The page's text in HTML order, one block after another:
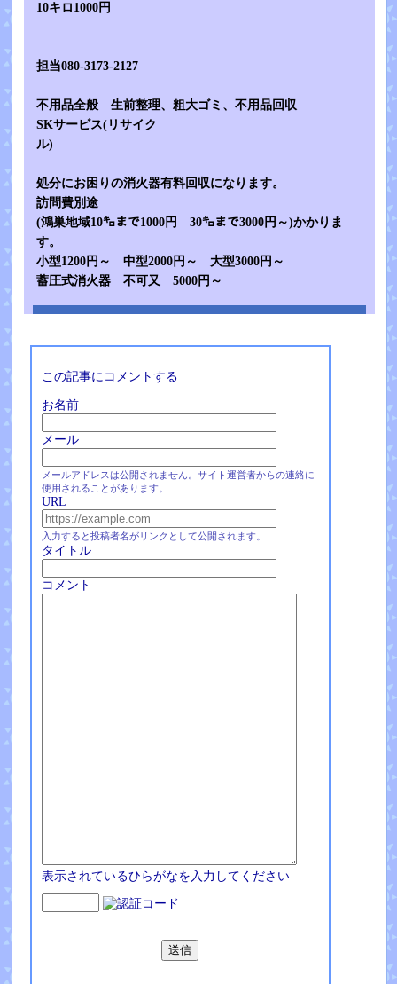
10キロ1000円
担当080-3173-2127
不用品全般 生前整理、粗大ゴミ、不用品回収
SKサービス(リサイク
ル)
処分にお困りの消火器有料回収になります。
訪問費別途
(鴻巣地域10㌔まで1000円 30㌔まで3000円～)かかりま
す。
小型1200円～ 中型2000円～ 大型3000円～
蓄圧式消火器 不可又 5000円～
この記事にコメントする
お名前
メール
メールアドレスは公開されません。サイト運営者からの連絡に
使用されることがあります。
URL
入力すると投稿者名がリンクとして公開されます。
タイトル
コメント
表示されているひらがなを入力してください